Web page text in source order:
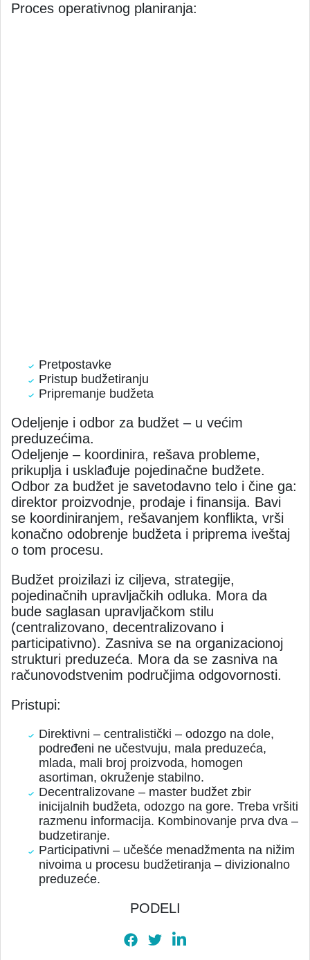
Proces operativnog planiranja:
Pretpostavke
Pristup budžetiranju
Pripremanje budžeta
Odeljenje i odbor za budžet – u većim
preduzećima.
Odeljenje – koordinira, rešava probleme,
prikuplja i usklađuje pojedinačne budžete.
Odbor za budžet je savetodavno telo i čine ga:
direktor proizvodnje, prodaje i finansija. Bavi
se koordiniranjem, rešavanjem konflikta, vrši
konačno odobrenje budžeta i priprema iveštaj
o tom procesu.
Budžet proizilazi iz ciljeva, strategije,
pojedinačnih upravljačkih odluka. Mora da
bude saglasan upravljačkom stilu
(centralizovano, decentralizovano i
participativno). Zasniva se na organizacionoj
strukturi preduzeća. Mora da se zasniva na
računovodstvenim područjima odgovornosti.
Pristupi:
Direktivni – centralistički – odozgo na dole,
podređeni ne učestvuju, mala preduzeća,
mlada, mali broj proizvoda, homogen
asortiman, okruženje stabilno.
Decentralizovane – master budžet zbir
inicijalnih budžeta, odozgo na gore. Treba vršiti
razmenu informacija. Kombinovanje prva dva –
budzetiranje.
Participativni – učešće menadžmenta na nižim
nivoima u procesu budžetiranja – divizionalno
preduzeće.
PODELI